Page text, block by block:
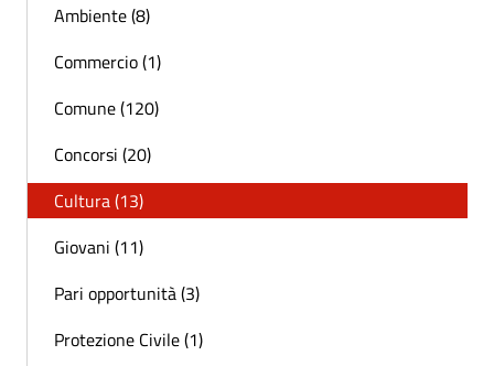
Ambiente (8)
Commercio (1)
Comune (120)
Concorsi (20)
Cultura (13)
Giovani (11)
Pari opportunità (3)
Protezione Civile (1)